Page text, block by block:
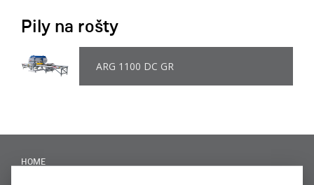
Pily na rošty
ARG 1100 DC GR
HOME